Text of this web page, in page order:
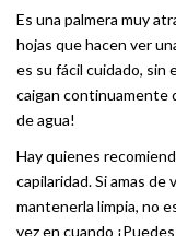
Es una palmera muy
hojas que hacen ver
es su fácil cuidado, sin
caigan continuamente
de agua!
Hay quienes
capilaridad. Si amas
mantenerla limpia, no
vez en cuando